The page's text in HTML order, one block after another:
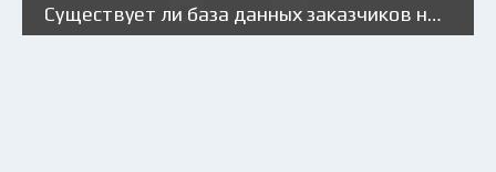
Существует ли база данных заказчиков на контейнерные перевозки?